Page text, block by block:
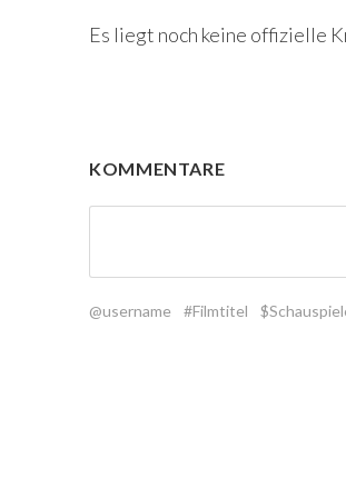
Es liegt noch keine offizielle
KOMMENTARE
@username #Filmtitel